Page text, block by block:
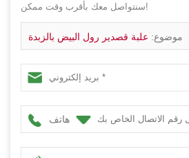
سنتواصل معك بأقرب وقت ممكن!
موضوع: علبة قصدير رول البيض بالزبدة
هاتف